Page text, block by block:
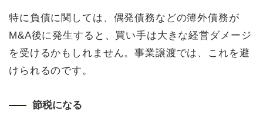
特に負債に関しては、偶発債務などの簿外債務が
M&A後に発生すると、買い手は大きな経営ダメージ
を受けるかもしれません。事業譲渡では、これを避
けられるのです。
節税になる